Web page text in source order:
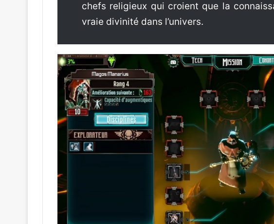
chefs religieux qui croient que la
vraie divinité dans l’univers.